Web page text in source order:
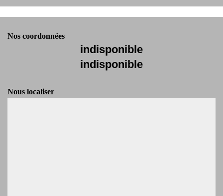
Nos coordonnées
indisponible
indisponible
Nous localiser